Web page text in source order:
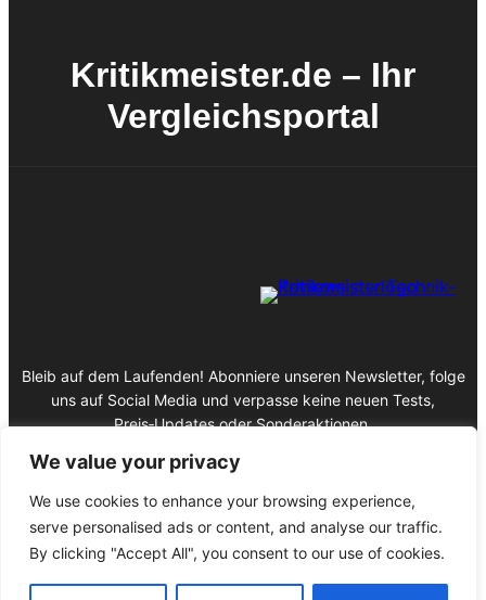
We value your privacy
We use cookies to enhance your browsing experience,
serve personalised ads or content, and analyse our traffic.
By clicking "Accept All", you consent to our use of cookies.
Kritikmeister.de – Ihr
Vergleichsportal
Bleib auf dem Laufenden! Abonniere unseren Newsletter, folge
uns auf Social Media und verpasse keine neuen Tests,
Preis‑Updates oder Sonderaktionen.
Impressum
Datenschutz